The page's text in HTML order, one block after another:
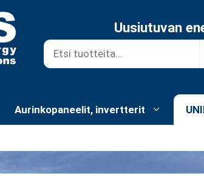
Uusiutuvan
Aurinkopaneelit, invertterit